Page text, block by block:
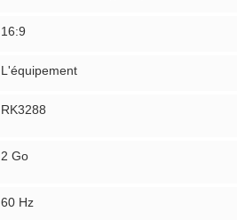
16:9
L'équipement
RK3288
2 Go
60 Hz